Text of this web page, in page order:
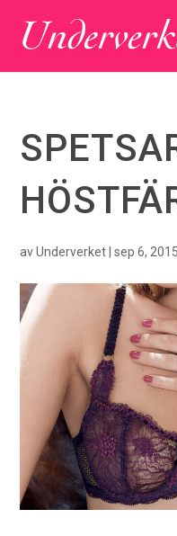
avUnderverket |sep 6, 2015